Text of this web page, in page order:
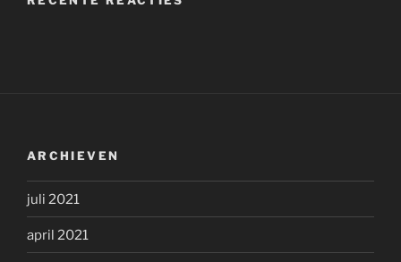
ARCHIEVEN
juli 2021
april 2021